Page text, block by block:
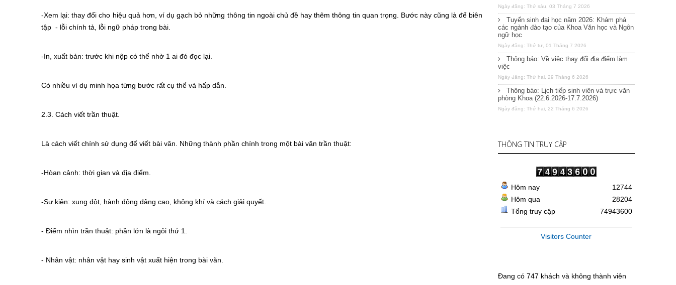
-Xem lại: thay đổi cho hiệu quả hơn, ví dụ gạch bỏ những thông tin ngoài chủ đề hay thêm thông tin quan trọng. Bước này cũng là để biên
tập - lỗi chính tả, lỗi ngữ pháp trong bài.
-In, xuất bản: trước khi nộp có thể nhờ 1 ai đó đọc lại.
Có nhiều ví dụ minh họa từng bước rất cụ thể và hấp dẫn.
2.3. Cách viết trần thuật.
Là cách viết chính sử dụng để viết bài văn. Những thành phần chính trong một bài văn trần thuật:
-Hòan cảnh: thời gian và địa điểm.
-Sự kiện: xung đột, hành động dâng cao, không khí và cách giải quyết.
- Điểm nhìn trần thuật: phần lớn là ngôi thứ 1.
- Nhân vật: nhân vật hay sinh vật xuất hiện trong bài văn.
Ngày đăng: Thứ sáu, 03 Tháng 7 2026
Tuyển sinh đại học năm 2026: Khám phá
các ngành đào tạo của Khoa Văn học và Ngôn
ngữ học
Ngày đăng: Thứ tư, 01 Tháng 7 2026
Thông báo: Về việc thay đổi địa điểm làm
việc
Ngày đăng: Thứ hai, 29 Tháng 6 2026
Thông báo: Lịch tiếp sinh viên và trực văn
phòng Khoa (22.6.2026-17.7.2026)
Ngày đăng: Thứ hai, 22 Tháng 6 2026
THÔNG TIN TRUY CẬP
Hôm nay
Hôm qua
Tổng truy cập
12744
28204
74943600
Visitors Counter
Đang có 747 khách và không thành viên